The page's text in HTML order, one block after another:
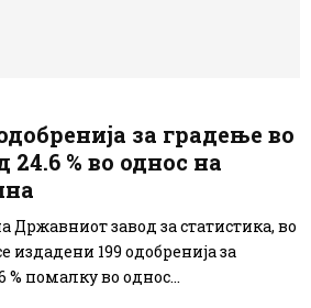
за градење во
24.6 % во однос на
Државниот завод за статистика, во
издадени 199 одобренија за
% помалку во однос...